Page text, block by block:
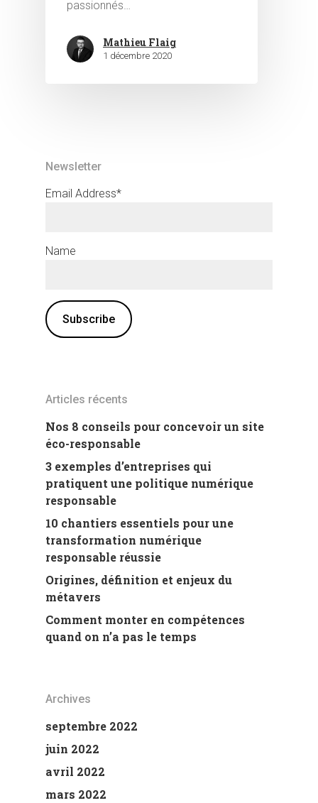
passionnés…
Mathieu Flaig
1 décembre 2020
Newsletter
Email Address*
Name
Articles récents
Nos 8 conseils pour concevoir un site
éco-responsable
3 exemples d’entreprises qui
pratiquent une politique numérique
responsable
10 chantiers essentiels pour une
transformation numérique
responsable réussie
Origines, définition et enjeux du
métavers
Comment monter en compétences
quand on n’a pas le temps
Archives
septembre 2022
juin 2022
avril 2022
mars 2022